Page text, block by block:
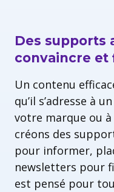
Des supports
convaincre et
Un contenu
qu’il s’adresse à
votre marque ou
créons des
pour informer,
newsletters pour
est pensé pour